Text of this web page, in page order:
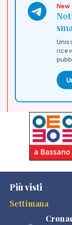
New
Più visti
Settimana